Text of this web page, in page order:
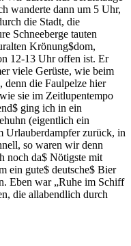
wanderte dann um 5 Uhr,
die Stadt, die
Schneeberge tauten
Krönung$dom,
12-13 Uhr offen ist. Er
viele Gerüste, wie beim
die Faulpelze hier
sie im Zeitlupentempo
ging ich in ein
(eigentlich ein
Urlauberdampfer zurück, in
so waren wir denn
noch da$ Nötigste mit
ein gute$ deutsche$ Bier
Eben war „Ruhe im Schiff
die allabendlich durch